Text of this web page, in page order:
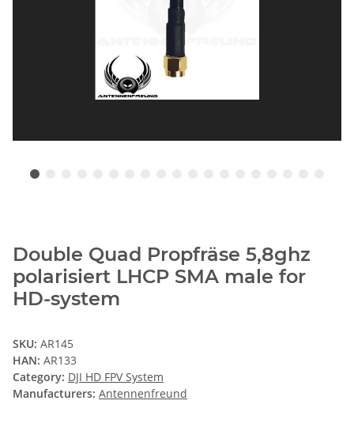
Double Quad Propfräse 5,8ghz
polarisiert LHCP SMA male for
HD-system
SKU: AR145
HAN: AR133
Category: DJI HD FPV System
Manufacturers: Antennenfreund